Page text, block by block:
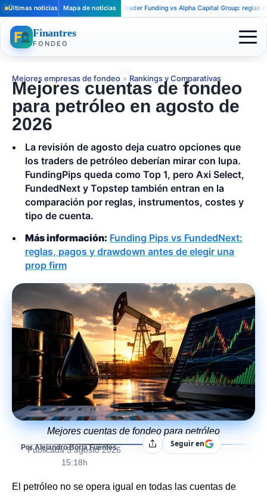
Últimas noticias Mapa de noticias
Apex Trader Funding vs Alpha Capital Group: reglas
Finantres
FONDEO
Mejores empresas de fondeo » Rankings y Comparativas
Mejores cuentas de fondeo
para petróleo en agosto de
2026
La revisión de agosto deja cuatro opciones que
los traders de petróleo deberían mirar con lupa.
FundingPips queda como Top 1, pero Axi Select,
FundedNext y Topstep también entran en la
comparación por reglas, instrumentos, costes y
tipo de cuenta.
Más información: Funding Pips vs FundedNext:
reglas, pagos y drawdown antes de elegir una
prop firm
Mejores cuentas de fondeo para petróleo
Por Alejandro Borja Fuentes
Publicada 5 agosto 2026
15:18h
CompartirSeguir en
El petróleo no se opera igual en todas las cuentas de